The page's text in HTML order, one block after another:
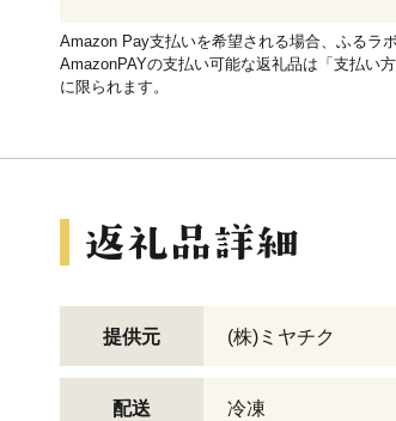
Amazon Pay支払いを希望される場合、ふるラ
AmazonPAYの支払い可能な返礼品は「支払い
に限られます。
提供元 (株)ミヤチク
配送 冷凍